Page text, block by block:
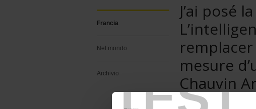
Francia
Nel mondo
Archivio
J’ai posé
mesure
Chauvin